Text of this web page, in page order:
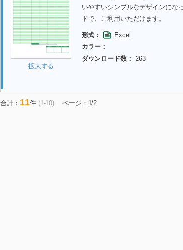
拡大する
いやすいシンプルなデザインにな
ドで、ご利用いただけます。
形式：
Excel
カラー：
ダウンロード数：
263
合計： 11件 (1-10) ページ：1/2